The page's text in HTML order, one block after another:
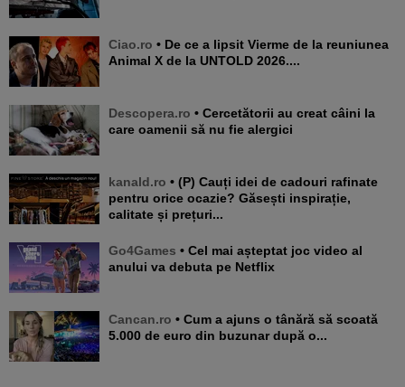
Ciao.ro • De ce a lipsit Vierme de la reuniunea
Animal X de la UNTOLD 2026....
Descopera.ro • Cercetătorii au creat câini la
care oamenii să nu fie alergici
kanald.ro • (P) Cauți idei de cadouri rafinate
pentru orice ocazie? Găsești inspirație,
calitate și prețuri...
Go4Games • Cel mai așteptat joc video al
anului va debuta pe Netflix
Cancan.ro • Cum a ajuns o tânără să scoată
5.000 de euro din buzunar după o...